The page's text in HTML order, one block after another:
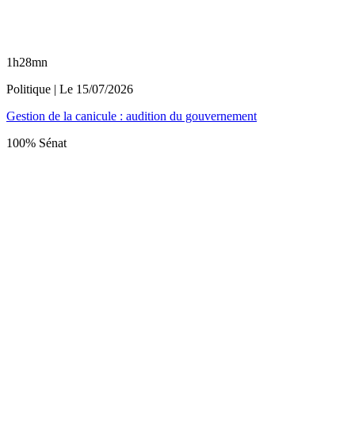
1h28mn
Politique | Le 15/07/2026
Gestion de la canicule : audition du gouvernement
100% Sénat